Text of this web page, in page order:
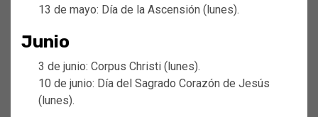
13 de mayo: Día de la Ascensión (lunes).
Junio
3 de junio: Corpus Christi (lunes).
10 de junio: Día del Sagrado Corazón de Jesús
(lunes).